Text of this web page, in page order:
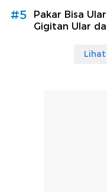
#5
Pakar Bisa
Gigitan Ular